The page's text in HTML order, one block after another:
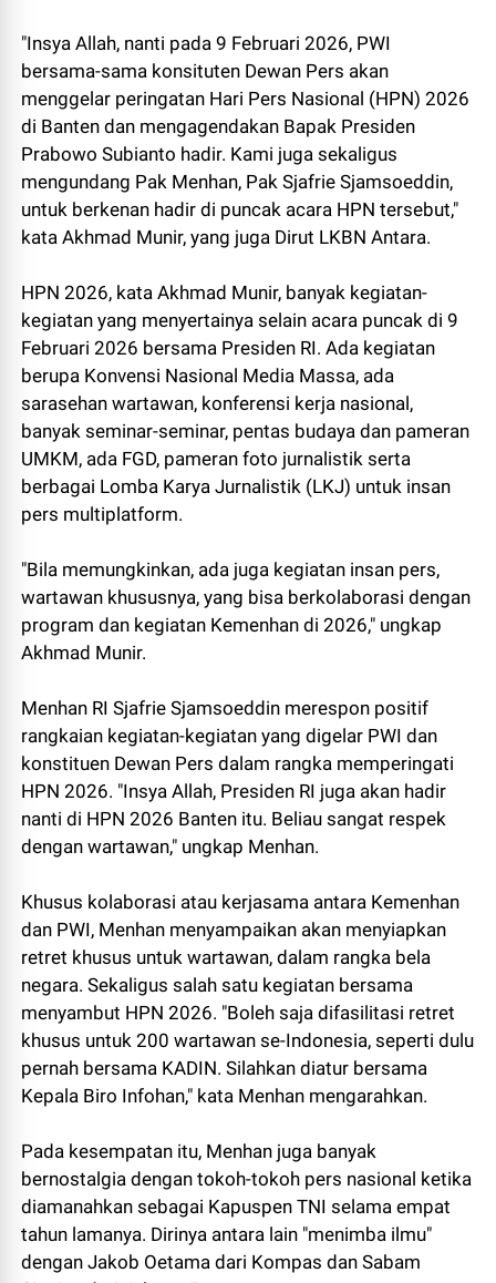
"Insya Allah, nanti pada 9 Februari 2026, PWI
bersama-sama konsituten Dewan Pers akan
menggelar peringatan Hari Pers Nasional (HPN) 2026
di Banten dan mengagendakan Bapak Presiden
Prabowo Subianto hadir. Kami juga sekaligus
mengundang Pak Menhan, Pak Sjafrie Sjamsoeddin,
untuk berkenan hadir di puncak acara HPN tersebut,"
kata Akhmad Munir, yang juga Dirut LKBN Antara.
HPN 2026, kata Akhmad Munir, banyak kegiatan-
kegiatan yang menyertainya selain acara puncak di 9
Februari 2026 bersama Presiden RI. Ada kegiatan
berupa Konvensi Nasional Media Massa, ada
sarasehan wartawan, konferensi kerja nasional,
banyak seminar-seminar, pentas budaya dan pameran
UMKM, ada FGD, pameran foto jurnalistik serta
berbagai Lomba Karya Jurnalistik (LKJ) untuk insan
pers multiplatform.
"Bila memungkinkan, ada juga kegiatan insan pers,
wartawan khususnya, yang bisa berkolaborasi dengan
program dan kegiatan Kemenhan di 2026," ungkap
Akhmad Munir.
Menhan RI Sjafrie Sjamsoeddin merespon positif
rangkaian kegiatan-kegiatan yang digelar PWI dan
konstituen Dewan Pers dalam rangka memperingati
HPN 2026. "Insya Allah, Presiden RI juga akan hadir
nanti di HPN 2026 Banten itu. Beliau sangat respek
dengan wartawan," ungkap Menhan.
Khusus kolaborasi atau kerjasama antara Kemenhan
dan PWI, Menhan menyampaikan akan menyiapkan
retret khusus untuk wartawan, dalam rangka bela
negara. Sekaligus salah satu kegiatan bersama
menyambut HPN 2026. "Boleh saja difasilitasi retret
khusus untuk 200 wartawan se-Indonesia, seperti dulu
pernah bersama KADIN. Silahkan diatur bersama
Kepala Biro Infohan," kata Menhan mengarahkan.
Pada kesempatan itu, Menhan juga banyak
bernostalgia dengan tokoh-tokoh pers nasional ketika
diamanahkan sebagai Kapuspen TNI selama empat
tahun lamanya. Dirinya antara lain "menimba ilmu"
dengan Jakob Oetama dari Kompas dan Sabam